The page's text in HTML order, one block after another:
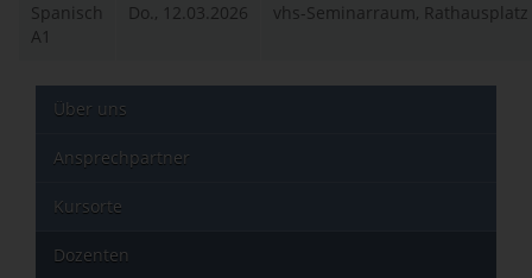
Spanisch
A1
Do., 12.03.2026 vhs-Seminarraum, Rathausplatz
Über uns
Ansprechpartner
Kursorte
Dozenten